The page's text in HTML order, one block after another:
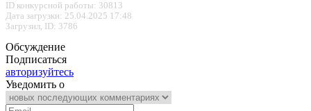
ID конкурсной работы: 30813
Дата загрузки: 25.04.2025 17:48
Загрузил, ID: 3786
Обсуждение
Подписаться
авторизуйтесь
Уведомить о